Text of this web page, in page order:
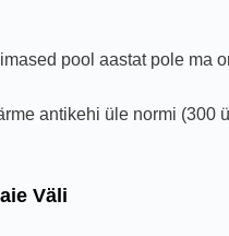
pool aastat pole ma
antikehi üle normi (300
Väli